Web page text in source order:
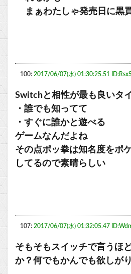
まぁわたしゃ発売日に黒
100: 2017/06/07(水) 01:30:25.51
Switchと相性が最も良いタ
・誰でも知ってて
・すぐに誰かと遊べる
ゲームなんだよね
その点ポッ拳は知名度をポ
してるので素晴らしい
107: 2017/06/07(水) 01:32:05.47
そもそもスイッチで言うほ
か？何でもかんでも欲しが